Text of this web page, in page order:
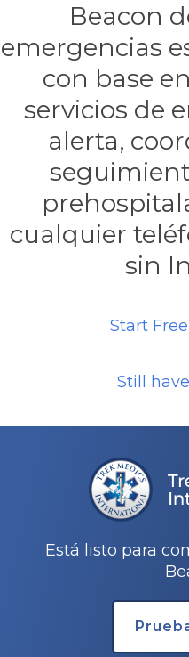
Beacon
emergencias
con base
servicios de
alerta,
cualquier
sin
Start
Still
Está listo para